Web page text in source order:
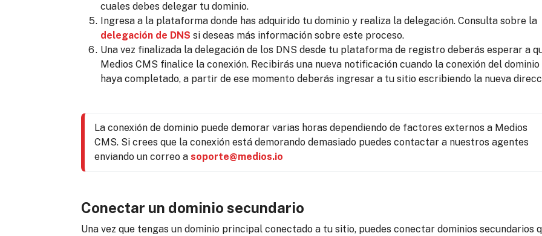
cuales debes delegar tu dominio.
Ingresa a la plataforma donde has adquirido tu dominio y realiza la delegación. Consulta sobre la
delegación de DNS si deseas más información sobre este proceso.
Una vez finalizada la delegación de los DNS desde tu plataforma de registro deberás esperar a
Medios CMS finalice la conexión. Recibirás una nueva notificación cuando la conexión del dominio
haya completado, a partir de ese momento deberás ingresar a tu sitio escribiendo la nueva
La conexión de dominio puede demorar varias horas dependiendo de factores externos a Medios
CMS. Si crees que la conexión está demorando demasiado puedes contactar a nuestros agentes
enviando un correo a soporte@medios.io
Conectar un dominio secundario
Una vez que tengas un dominio principal conectado a tu sitio, puedes conectar dominios secundarios